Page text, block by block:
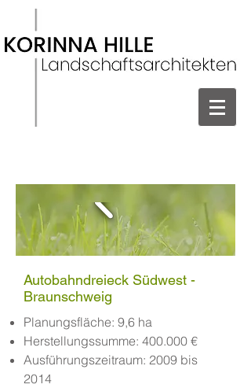
Autobahndreieck Südwest -
Braunschweig
Planungsfläche: 9,6 ha
Herstellungssumme: 400.000 €
Ausführungszeitraum: 2009 bis
2014